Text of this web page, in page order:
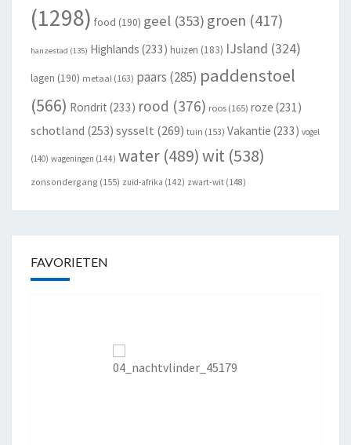
(1298) food (190) geel (353) groen (417)
hanzestad (135) Highlands (233) huizen (183) IJsland (324)
lagen (190) metaal (163) paars (285) paddenstoel
(566) Rondrit (233) rood (376) roos (165) roze (231)
schotland (253) sysselt (269) tuin (153) Vakantie (233) vogel
(140) wageningen (144) water (489)wit (538)
zonsondergang (155) zuid-afrika (142) zwart-wit (148)
FAVORIETEN